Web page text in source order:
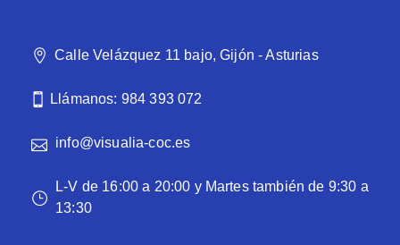
Calle Velázquez 11 bajo, Gijón - Asturias
Llámanos: 984 393 072
info@visualia-coc.es
L-V de 16:00 a 20:00 y Martes también de 9:30 a
13:30